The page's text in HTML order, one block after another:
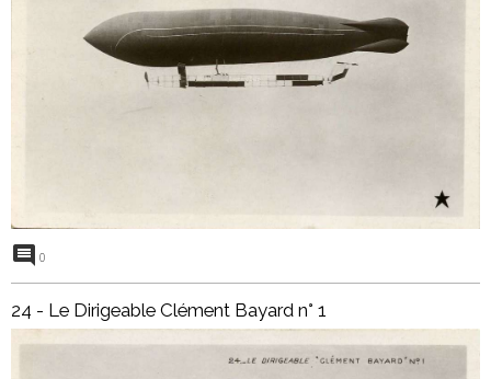
0
24 - Le Dirigeable Clément Bayard n° 1